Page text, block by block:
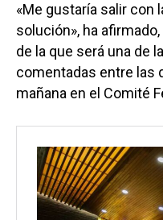
«Me gustaría salir con
solución», ha
de la que será una de
comentadas entre las
mañana en el Comité